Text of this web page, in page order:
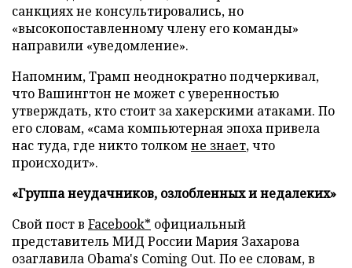
санкциях не консультировались, но
«высокопоставленному члену его команды»
направили «уведомление».
Напомним, Трамп неоднократно подчеркивал,
что Вашингтон не может с уверенностью
утверждать, кто стоит за хакерскими атаками. По
его словам, «сама компьютерная эпоха привела
нас туда, где никто толкомне знает, что
происходит».
«Группа неудачников, озлобленных и недалеких»
Свой пост в Facebook* официальный
представитель МИД России Мария Захарова
озаглавила Obama's Coming Out. По ее словам, в